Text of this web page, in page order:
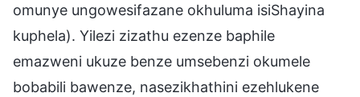
omunye ungowesifazane okhuluma isiShayina
kuphela). Yilezi zizathu ezenze baphile
emazweni ukuze benze umsebenzi okumele
bobabili bawenze, nasezikhathini ezehlukene